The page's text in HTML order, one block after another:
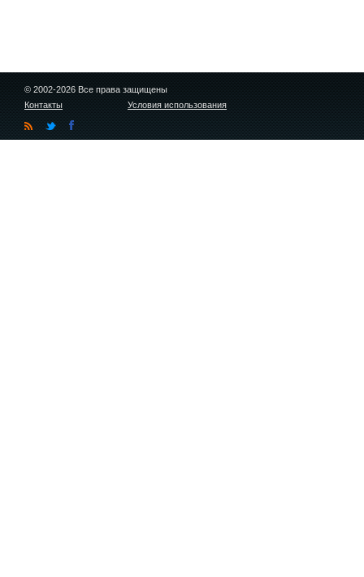
© 2002-2026 Все права защищены
Контакты
Условия использования